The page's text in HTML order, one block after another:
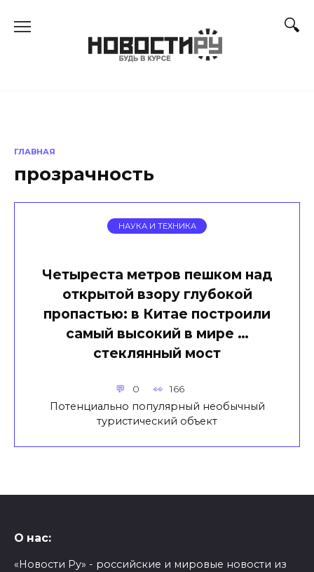
ГЛАВНАЯ
прозрачность
НАУКА И ТЕХНИКА
Четыреста метров пешком над
открытой взору глубокой
пропастью: в Китае построили
самый высокий в мире …
стеклянный мост
0 166
Потенциально популярный необычный
туристический объект
О нас:
«Новости Ру» - российские и мировые новости из